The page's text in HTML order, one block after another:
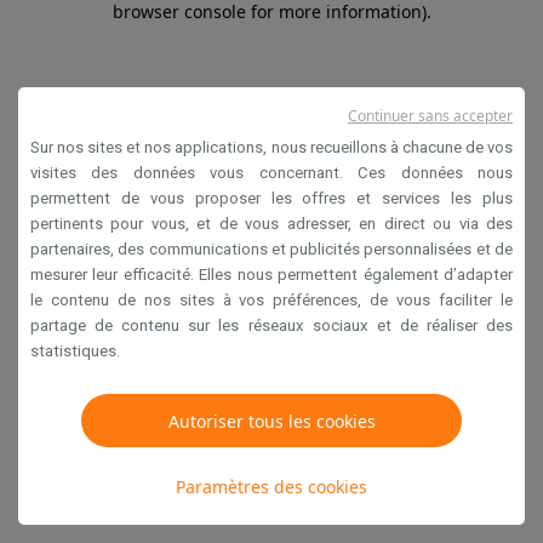
browser console for more information).
Sur nos sites et nos applications, nous recueillons à chacune de vos
visites des données vous concernant. Ces données nous
permettent de vous proposer les offres et services les plus
pertinents pour vous, et de vous adresser, en direct ou via des
partenaires, des communications et publicités personnalisées et de
mesurer leur efficacité. Elles nous permettent également d’adapter
le contenu de nos sites à vos préférences, de vous faciliter le
partage de contenu sur les réseaux sociaux et de réaliser des
statistiques.
Autoriser tous les cookies
Paramètres des cookies
Continuer sans accepter